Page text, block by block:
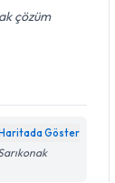
çözüm
Göster